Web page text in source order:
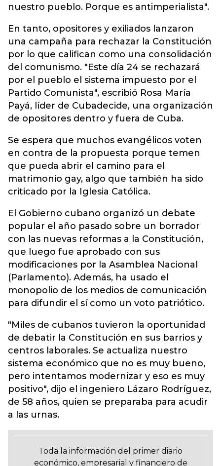
nuestro pueblo. Porque es antimperialista".
En tanto, opositores y exiliados lanzaron
una campaña para rechazar la Constitución
por lo que califican como una consolidación
del comunismo. "Este día 24 se rechazará
por el pueblo el sistema impuesto por el
Partido Comunista", escribió Rosa María
Payá, líder de Cubadecide, una organización
de opositores dentro y fuera de Cuba.
Se espera que muchos evangélicos voten
en contra de la propuesta porque temen
que pueda abrir el camino para el
matrimonio gay, algo que también ha sido
criticado por la Iglesia Católica.
El Gobierno cubano organizó un debate
popular el año pasado sobre un borrador
con las nuevas reformas a la Constitución,
que luego fue aprobado con sus
modificaciones por la Asamblea Nacional
(Parlamento). Además, ha usado el
monopolio de los medios de comunicación
para difundir el sí como un voto patriótico.
"Miles de cubanos tuvieron la oportunidad
de debatir la Constitución en sus barrios y
centros laborales. Se actualiza nuestro
sistema económico que no es muy bueno,
pero intentamos modernizar y eso es muy
positivo", dijo el ingeniero Lázaro Rodríguez,
de 58 años, quien se preparaba para acudir
a las urnas.
Toda la información del primer diario
económico, empresarial y financiero de